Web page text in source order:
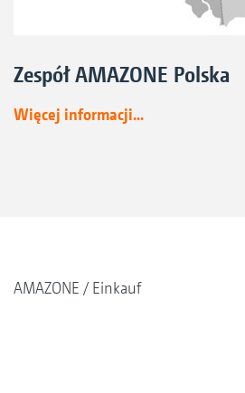
Zespół AMAZONE Polska
Więcej informacji...
AMAZONE Einkauf